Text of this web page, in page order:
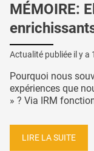
MÉMOIRE:
Actualité publiée il y a
Pourquoi nous
expériences que
» ? Via IRM
LIRE LA SUITE